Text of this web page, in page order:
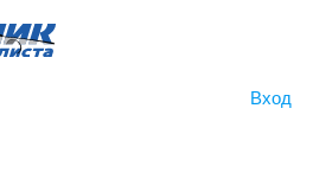
Вход